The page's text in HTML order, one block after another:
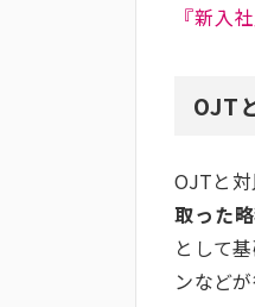
『新入
OJT
OJTと対
取った略
として
ンなどが